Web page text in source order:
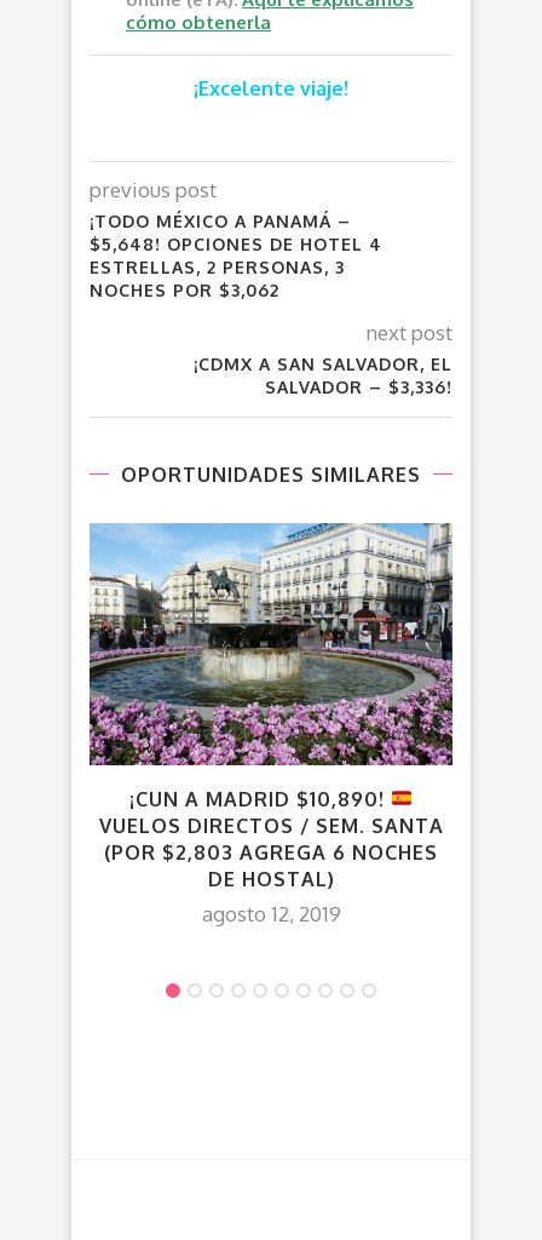
cómo obtenerla
¡Excelente viaje!
previous post
¡TODO MÉXICO A PANAMÁ –
$5,648! OPCIONES DE HOTEL 4
ESTRELLAS, 2 PERSONAS, 3
NOCHES POR $3,062
next post
¡CDMX A SAN SALVADOR, EL
SALVADOR – $3,336!
OPORTUNIDADES SIMILARES
¡CUN A MADRID $10,890!
VUELOS DIRECTOS / SEM. SANTA
(POR $2,803 AGREGA 6 NOCHES
DE HOSTAL)
agosto 12, 2019